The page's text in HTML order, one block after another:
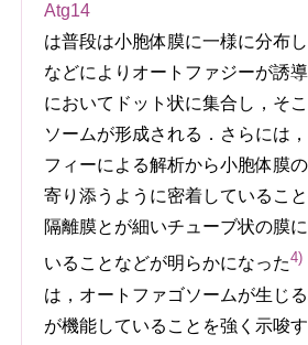
Atg14
は普段は小胞体膜に一様に分布
などによりオートファジーが誘
においてドット状に集合し，そ
ソームが形成される．さらには
フィーによる解析から小胞体膜
寄り添うように密着しているこ
隔離膜とが細いチューブ状の膜
いることなどが明らかになった4)
は，オートファゴソームが生じ
が機能していることを強く示唆